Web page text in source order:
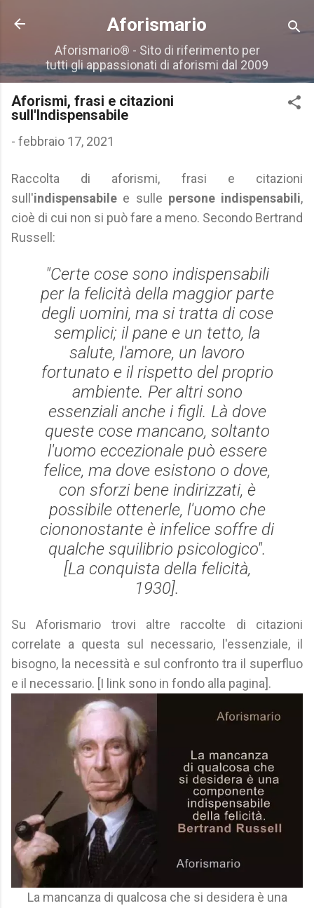
Passa ai contenuti principali
Aforismario
Aforismario® - Sito di riferimento per
tutti gli appassionati di aforismi dal 2009
Aforismi, frasi e citazioni
sull'Indispensabile
- febbraio 17, 2021
Raccolta di aforismi, frasi e citazioni
sull'indispensabile e sulle persone indispensabili,
cioè di cui non si può fare a meno. Secondo Bertrand
Russell:
"Certe cose sono indispensabili
per la felicità della maggior parte
degli uomini, ma si tratta di cose
semplici; il pane e un tetto, la
salute, l'amore, un lavoro
fortunato e il rispetto del proprio
ambiente. Per altri sono
essenziali anche i figli. Là dove
queste cose mancano, soltanto
l'uomo eccezionale può essere
felice, ma dove esistono o dove,
con sforzi bene indirizzati, è
possibile ottenerle, l'uomo che
ciononostante è infelice soffre di
qualche squilibrio psicologico".
[La conquista della felicità,
1930].
Su Aforismario trovi altre raccolte di citazioni
correlate a questa sul necessario, l'essenziale, il
bisogno, la necessità e sul confronto tra il superfluo
e il necessario. [I link sono in fondo alla pagina].
La mancanza di qualcosa che si desidera è una